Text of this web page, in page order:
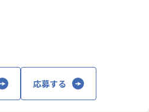
の推進
および自動化の促進
クチャでのデータ基盤構築
クトや上級インフラエンジニ
して頂くことも可能です。
上させることを使命としてい
ルティングまで幅広いサービ
ます。クラウドERPやローコ
し、業務効率化やDX推進、経
応募する